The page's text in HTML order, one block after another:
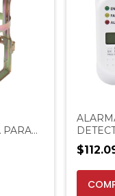
PARA
2.5 KG